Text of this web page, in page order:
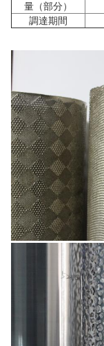
量（部分）
調達期間